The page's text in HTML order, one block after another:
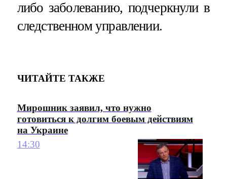
либо заболеванию, подчеркнули в
следственном управлении.
ЧИТАЙТЕ ТАКЖЕ
Мирошник заявил, что нужно
готовиться к долгим боевым действиям
на Украине
14:30